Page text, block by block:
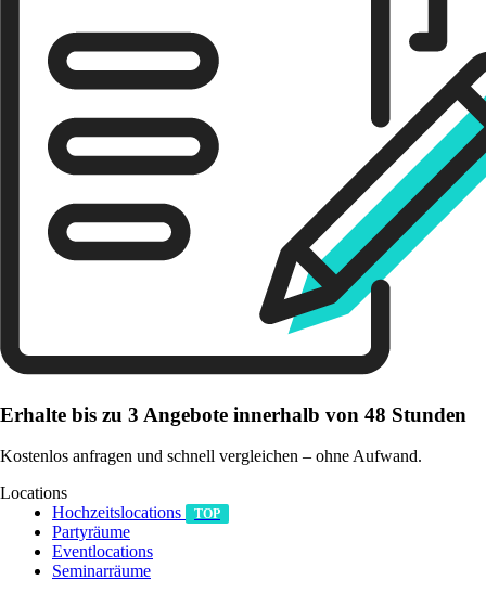
Erhalte bis zu 3 Angebote innerhalb von 48 Stunden
Kostenlos anfragen und schnell vergleichen – ohne Aufwand.
Locations
Hochzeitslocations
TOP
Partyräume
Eventlocations
Seminarräume